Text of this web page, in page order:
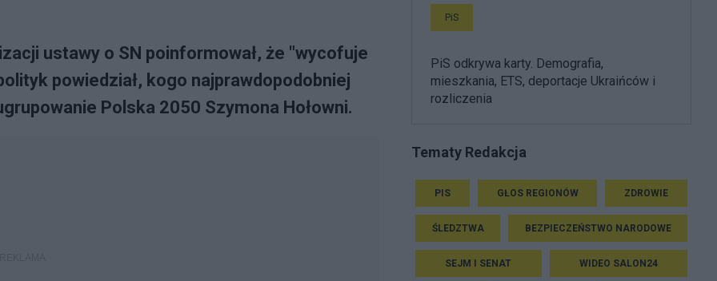
ustawy o SN poinformował, że "wycofuje
powiedział, kogo najprawdopodobniej
Polska 2050 Szymona Hołowni.
PiS
PiS odkrywa karty. Demografia,
mieszkania, ETS, deportacje Ukraińców i
rozliczenia
Tematy Redakcja
PIS GŁOS REGIONÓW ZDROWIE
ŚLEDZTWA BEZPIECZEŃSTWO NARODOWE
SEJM I SENAT WIDEO SALON24